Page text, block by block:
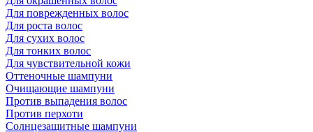
Для поврежденных волос
Для роста волос
Для сухих волос
Для тонких волос
Для чувствительной кожи
Оттеночные шампуни
Очищающие шампуни
Против выпадения волос
Против перхоти
Солнцезащитные шампуни